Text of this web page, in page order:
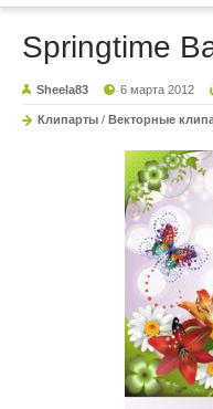
Springtime
Sheela83 6 марта 2012
Клипарты / Векторные